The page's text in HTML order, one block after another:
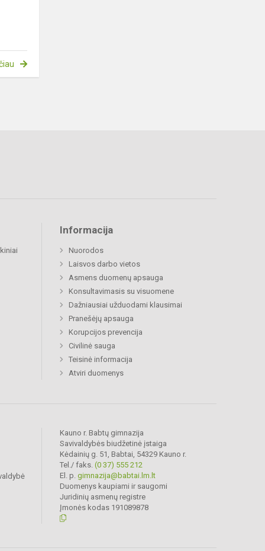
Informacija
Nuorodos
Laisvos darbo vietos
Asmens duomenų apsauga
Konsultavimasis su visuomene
Dažniausiai užduodami klausimai
Pranešėjų apsauga
Korupcijos prevencija
Civilinė sauga
Teisinė informacija
Atviri duomenys
Kauno r. Babtų gimnazija
Savivaldybės biudžetinė įstaiga
Kėdainių g. 51, Babtai, 54329 Kauno r.
Tel./ faks. (0 37) 555 212
El. p. gimnazija@babtai.lm.lt
Duomenys kaupiami ir saugomi
Juridinių asmenų registre
Įmonės kodas 191089878